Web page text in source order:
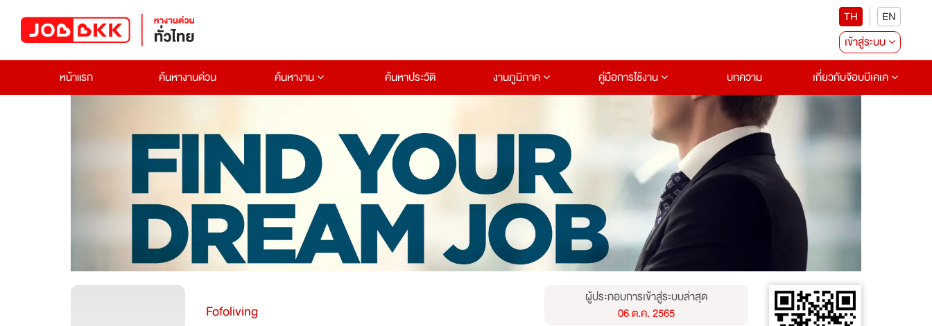
TH
EN
เข้าสู่ระบบ
หน้าแรก
ค้นหางานด่วน ค้นหางาน ค้นหาประวัติ งานภูมิภาค คู่มือการใช้งาน บทความ เกี่ยวกับจ๊อบบีเคเค
Fofoliving
ผู้ประกอบการเข้าสู่ระบบล่าสุด
06 ต.ค. 2565